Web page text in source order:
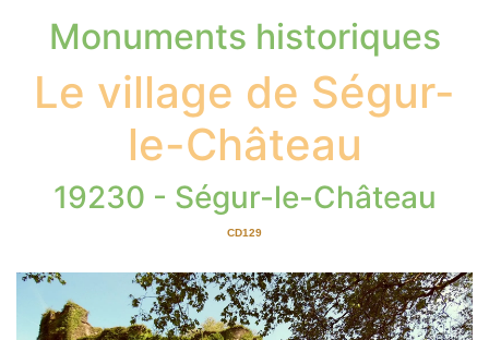
Monuments historiques
Le village de Ségur-
le-Château
19230 - Ségur-le-Château
CD129